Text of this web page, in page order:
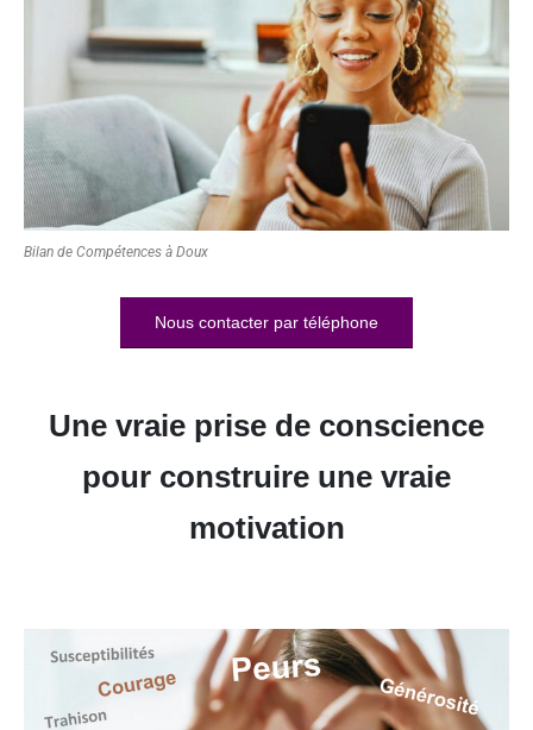
Bilan de Compétences à Doux
Nous contacter par téléphone
Une vraie prise de conscience
pour construire une vraie
motivation